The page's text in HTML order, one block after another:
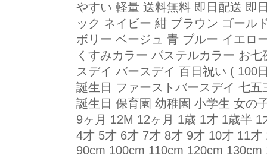
やすい 軽量 送料無料 即日配送 即
ック ネイビー 紺 ブラウン ゴール
ボリー ベージュ 青 ブルー イエロ
くすみカラー パステルカラー お
スデイ バースデイ 百日祝い ( 100
誕生日 ファーストバースデイ 七
誕生日 保育園 幼稚園 小学生 女の
9ヶ月 12M 12ヶ月 1歳 1才 1歳半
4才 5才 6才 7才 8才 9才 10才 11
90cm 100cm 110cm 120cm